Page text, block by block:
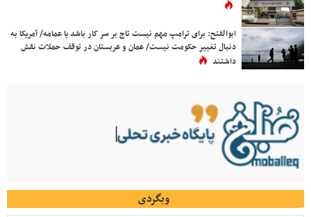
ابوالفتح: برای ترامپ مهم نیست تاج بر سر کار باشد یا عمامه/ آمریکا به
دنبال تغییر حکومت نیست/ عمان و عربستان در توقف حملات نقش
داشتند
وبگردی